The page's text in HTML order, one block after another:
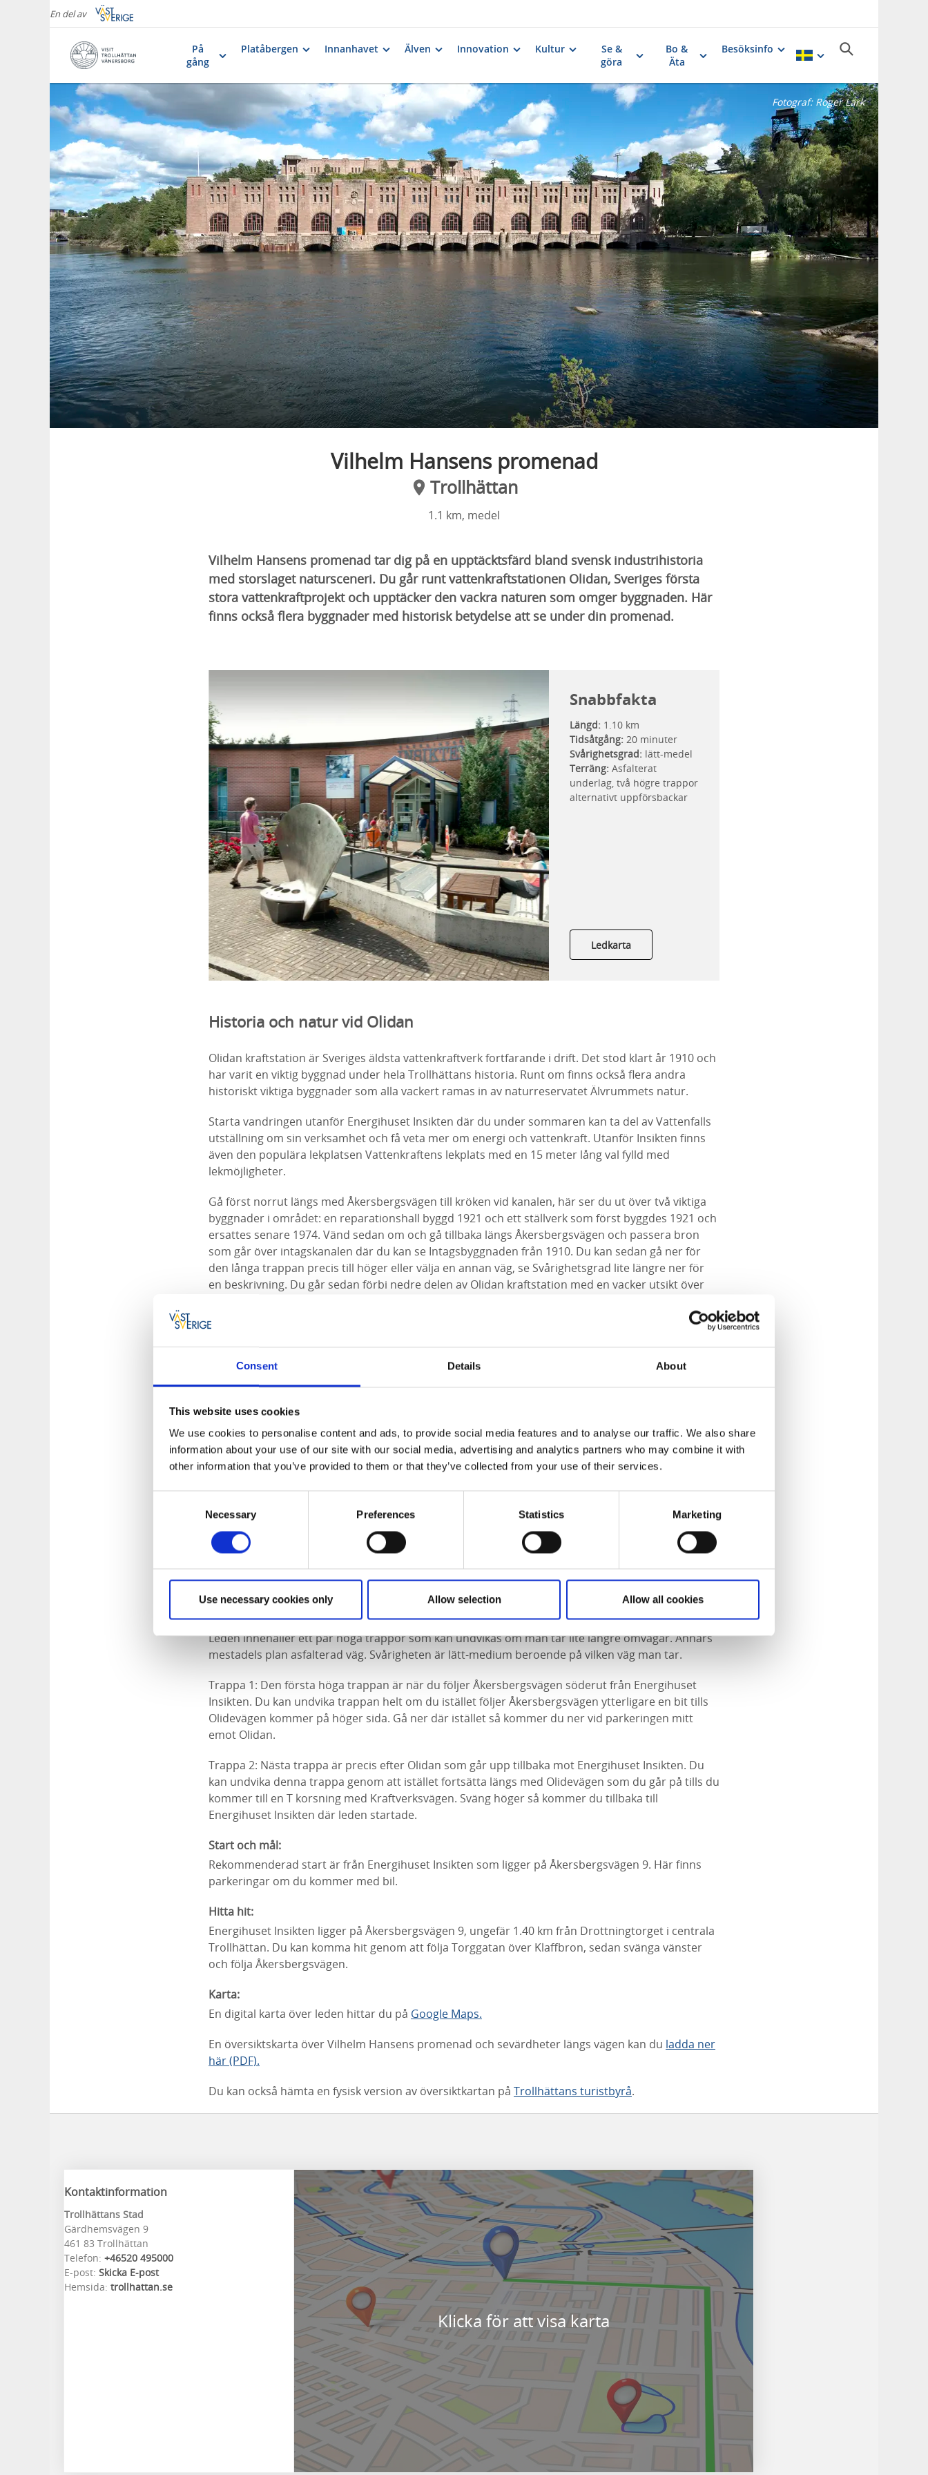
Consent Details About
This website uses cookies
We use cookies to personalise content and ads, to provide social media features and to analyse our traffic. We also share
information about your use of our site with our social media, advertising and analytics partners who may combine it with
other information that you’ve provided to them or that they’ve collected from your use of their services.
Necessary Preferences Statistics Marketing
Use necessary cookies only Allow selection Allow all cookies
En del av
På
gång
Platåbergen Innanhavet Älven Innovation Kultur
Se &
göra
Bo &
Äta
Besöksinfo
Fotograf: Roger Lärk
Vilhelm Hansens promenad
Trollhättan
1.1 km, medel
Vilhelm Hansens promenad tar dig på en upptäcktsfärd bland svensk industrihistoria
med storslaget natursceneri. Du går runt vattenkraftstationen Olidan, Sveriges första
stora vattenkraftprojekt och upptäcker den vackra naturen som omger byggnaden. Här
finns också flera byggnader med historisk betydelse att se under din promenad.
Snabbfakta
Längd: 1.10 km
Tidsåtgång: 20 minuter
Svårighetsgrad: lätt-medel
Terräng: Asfalterat
underlag, två högre trappor
alternativt uppförsbackar
Ledkarta
Historia och natur vid Olidan
Olidan kraftstation är Sveriges äldsta vattenkraftverk fortfarande i drift. Det stod klart år 1910 och
har varit en viktig byggnad under hela Trollhättans historia. Runt om finns också flera andra
historiskt viktiga byggnader som alla vackert ramas in av naturreservatet Älvrummets natur.
Starta vandringen utanför Energihuset Insikten där du under sommaren kan ta del av Vattenfalls
utställning om sin verksamhet och få veta mer om energi och vattenkraft. Utanför Insikten finns
även den populära lekplatsen Vattenkraftens lekplats med en 15 meter lång val fylld med
lekmöjligheter.
Gå först norrut längs med Åkersbergsvägen till kröken vid kanalen, här ser du ut över två viktiga
byggnader i området: en reparationshall byggd 1921 och ett ställverk som först byggdes 1921 och
ersattes senare 1974. Vänd sedan om och gå tillbaka längs Åkersbergsvägen och passera bron
som går över intagskanalen där du kan se Intagsbyggnaden från 1910. Du kan sedan gå ner för
den långa trappan precis till höger eller välja en annan väg, se Svårighetsgrad lite längre ner för
en beskrivning. Du går sedan förbi nedre delen av Olidan kraftstation med en vacker utsikt över
På vägen tillbaka kan du igen välja mellan att gå upp för trappan till höger eller fortsätta längs
vägen upp för Olidevägen tillbaka till Energihuset Insikten. Promenaden är totalt 1.1 km lång.
Vem var Vilhelm Hansen?
Promenaden är uppkallad efter Fredrik Wilhelm Hansen, född 1862 som var en svensk väg- och
vattenbyggnadsingenjör. Hansen ledde arbetet för att färdigställa Olidans kraftverk och även
konstruktionen av den nya kanalleden i Trollhättan som invigdes 1916 och som är i drift än idag.
Längd:
Vilhelm Hansens promenad är 1.1 km lång.
Ungefärlig tid:
Svårighetsgrad:
Leden innehåller ett par höga trappor som kan undvikas om man tar lite längre omvägar. Annars
mestadels plan asfalterad väg. Svårigheten är lätt-medium beroende på vilken väg man tar.
Trappa 1: Den första höga trappan är när du följer Åkersbergsvägen söderut från Energihuset
Insikten. Du kan undvika trappan helt om du istället följer Åkersbergsvägen ytterligare en bit tills
Olidevägen kommer på höger sida. Gå ner där istället så kommer du ner vid parkeringen mitt
emot Olidan.
Trappa 2: Nästa trappa är precis efter Olidan som går upp tillbaka mot Energihuset Insikten. Du
kan undvika denna trappa genom att istället fortsätta längs med Olidevägen som du går på tills du
kommer till en T korsning med Kraftverksvägen. Sväng höger så kommer du tillbaka till
Energihuset Insikten där leden startade.
Start och mål:
Rekommenderad start är från Energihuset Insikten som ligger på Åkersbergsvägen 9. Här finns
parkeringar om du kommer med bil.
Hitta hit:
Energihuset Insikten ligger på Åkersbergsvägen 9, ungefär 1.40 km från Drottningtorget i centrala
Trollhättan. Du kan komma hit genom att följa Torggatan över Klaffbron, sedan svänga vänster
och följa Åkersbergsvägen.
Karta:
En digital karta över leden hittar du på Google Maps.
En översiktskarta över Vilhelm Hansens promenad och sevärdheter längs vägen kan du ladda ner
här (PDF).
Du kan också hämta en fysisk version av översiktkartan på Trollhättans turistbyrå.
Kontaktinformation
Trollhättans Stad
Gärdhemsvägen 9
461 83 Trollhättan
Telefon: +46520 495000
E-post: Skicka E-post
Hemsida: trollhattan.se
Klicka för att visa karta